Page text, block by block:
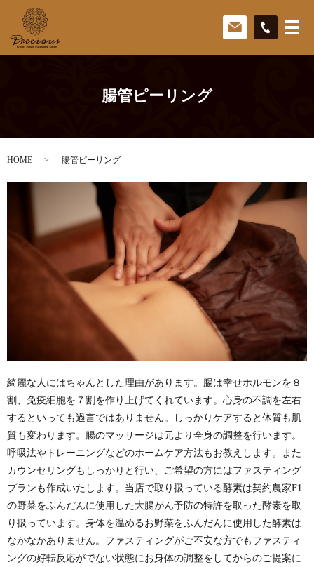
腸管ピーリング
HOME 腸管ピーリング
綺麗な人にはちゃんとした理由があります。 腸は幸せホルモンを８
割、免疫細胞を７割を作り上げてくれています。 心身の不調を左右
するといっても過言ではありません。
しっかりケアすると体質も肌
質も変わります。 腸のマッサージは元より全身の調整を行います。
呼吸法やトレーニングなどのホームケア方法もお教えします。
また
カウンセリングもしっかりと行い、ご希望の方にはファスティング
プランも作成いたします。 当店で取り扱っている酵素は契約農家F1
の野菜をふんだんに使用した大腸がん予防の特許を取った酵素を取
り扱っています。 身体を温めるお野菜をふんだんに使用した酵素は
なかなかありません。 ファスティングがご不安な方でもファスティ
ングの好転反応がでない状態に お身体の調整をしてからのご提案に